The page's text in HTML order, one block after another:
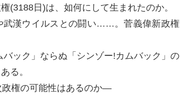
(3188日)は、如何にして生まれたのか。
武漢ウイルスとの闘い……。菅義偉新政権
ック」ならぬ「シンゾー!カムバック」の
る。
政権の可能性はあるのか―